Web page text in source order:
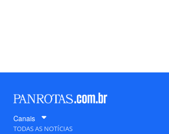
Canais
TODAS AS NOTÍCIAS